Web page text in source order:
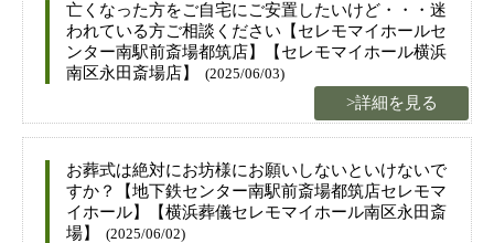
亡くなった方をご自宅にご安置したいけど・・・迷
われている方ご相談ください【セレモマイホールセ
ンター南駅前斎場都筑店】【セレモマイホール横浜
南区永田斎場店】
(2025/06/03)
>詳細を見る
お葬式は絶対にお坊様にお願いしないといけないで
すか？【地下鉄センター南駅前斎場都筑店セレモマ
イホール】【横浜葬儀セレモマイホール南区永田斎
場】
(2025/06/02)